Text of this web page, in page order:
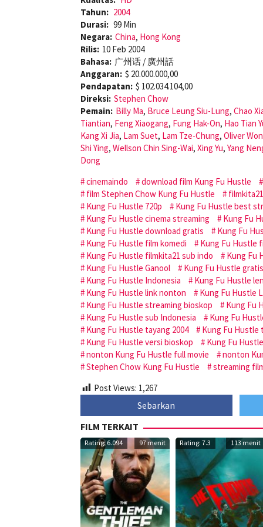
Tahun: 2004
Durasi: 99 Min
Negara: China, Hong Kong
Rilis: 10 Feb 2004
Bahasa: 广州话 / 廣州話
Anggaran: $ 20.000.000,00
Pendapatan: $ 102.034.104,00
Direksi: Stephen Chow
Pemain: Billy Ma, Bruce Leung Siu-Lung, Chao
Tiantian, Feng Xiaogang, Fung Hak-On, Hao Tian
Kang Xi Jia, Lam Suet, Lam Tze-Chung, Oliver
Shi Ying, Wellson Chin Sing-Wai, Xing Yu, Yang
Dong
cinemaindo
download film Kung Fu Hustle
film Stephen Chow Kung Fu Hustle
filmkita21
Kung Fu Hustle 720p
Kung Fu Hustle best
Kung Fu Hustle cinema streaming
Kung Fu
Kung Fu Hustle download gratis
Kung Fu
Kung Fu Hustle film komedi
Kung Fu Hustle
Kung Fu Hustle filmkita21 sub indo
Kung Fu
Kung Fu Hustle Ganool
Kung Fu Hustle gratis
Kung Fu Hustle Indonesia
Kung Fu Hustle
Kung Fu Hustle link nonton
Kung Fu Hustle
Kung Fu Hustle streaming bioskop
Kung Fu
Kung Fu Hustle sub Indonesia
Kung Fu
Kung Fu Hustle tayang 2004
Kung Fu Hustle
Kung Fu Hustle versi bioskop
Kung Fu
nonton Kung Fu Hustle full movie
nonton
Stephen Chow Kung Fu Hustle
streaming
Post Views: 1,267
Sebarkan
FILM TERKAIT
Rating: 6.094 97 menit Rating: 7.3 113 menit